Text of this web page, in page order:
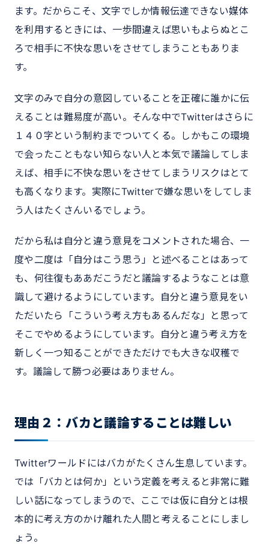
ます。だからこそ、文字でしか情報伝達できない媒体
を利用するときには、一歩間違えば思いもよらぬとこ
ろで相手に不快な思いをさせてしまうこともありま
す。
文字のみで自分の意図していることを正確に誰かに伝
えることは難易度が高い。そんな中でTwitterはさらに
１４０字という制約までついてくる。しかもこの環境
で会ったこともない知らない人と本気で議論してしま
えば、相手に不快な思いをさせてしまうリスクはとて
も高くなります。実際にTwitterで嫌な思いをしてしま
う人はたくさんいるでしょう。
だから私は自分と違う意見をコメントされた場合、一
度や二度は「自分はこう思う」と述べることはあって
も、何往復もああだこうだと議論するようなことは意
識して避けるようにしています。自分と違う意見をい
ただいたら「こういう考え方もあるんだな」と思って
そこでやめるようにしています。自分と違う考え方を
新しく一つ知ることができただけでも大きな収穫で
す。議論して勝つ必要はありません。
理由２：バカと議論することは難しい
Twitterワールドにはバカがたくさん生息しています。
では「バカとは何か」という定義を考えると非常に難
しい話になってしまうので、ここでは仮に自分とは根
本的に考え方のかけ離れた人間と考えることにしまし
ょう。